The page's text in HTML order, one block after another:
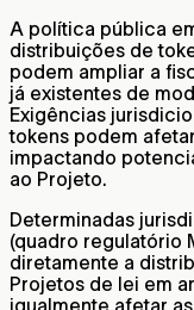
A política pública
distribuições de
podem ampliar a
já existentes de
Exigências
tokens podem
impactando
ao Projeto.
Determinadas
(quadro regulatório
diretamente a
Projetos de lei em
igualmente afetar